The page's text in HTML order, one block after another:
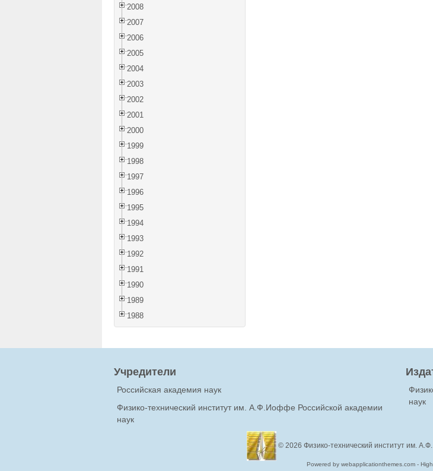
2008
2007
2006
2005
2004
2003
2002
2001
2000
1999
1998
1997
1996
1995
1994
1993
1992
1991
1990
1989
1988
Учредители
Российская академия наук
Физико-технический институт им. А.Ф.Иоффе Российской академии
наук
наук
© 2026 Физико-технический институт им.
Powered by webapplicationthemes.com -